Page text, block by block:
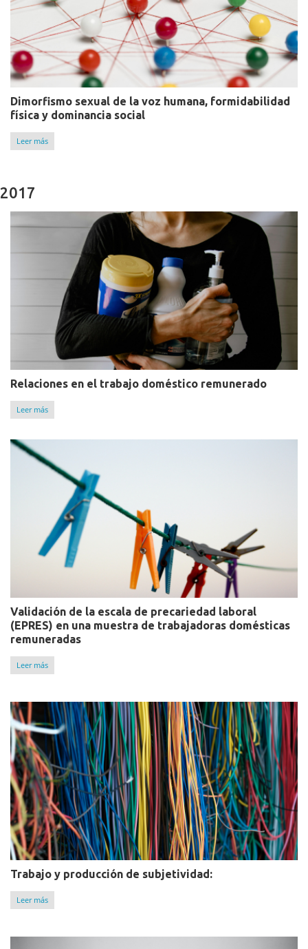
Dimorfismo sexual de la voz humana, formidabilidad
física y dominancia social
Leer más
2017
Relaciones en el trabajo doméstico remunerado
Leer más
Validación de la escala de precariedad laboral
(EPRES) en una muestra de trabajadoras domésticas
remuneradas
Leer más
Trabajo y producción de subjetividad:
Leer más